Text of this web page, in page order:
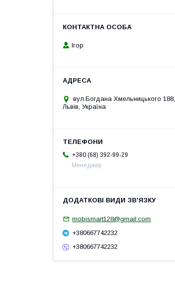
Ігор
вул.Богдана Хмельницького 188,
Львів, Україна
+380 (68) 392-99-29
Менеджер
mobismart128@gmail.com
+380667742232
+380667742232